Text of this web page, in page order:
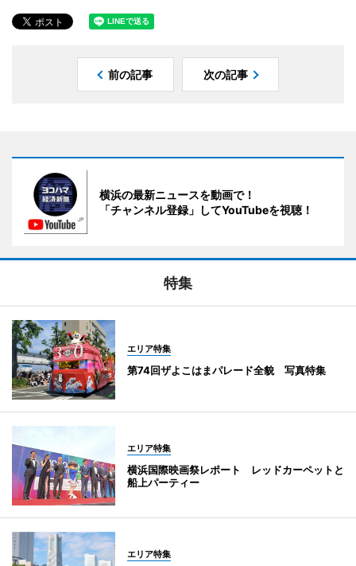
前の記事 次の記事
横浜の最新ニュースを動画で！
「チャンネル登録」してYouTubeを視聴！
特集
エリア特集
第74回ザよこはまパレード全貌 写真特集
エリア特集
横浜国際映画祭レポート レッドカーペットと
船上パーティー
エリア特集